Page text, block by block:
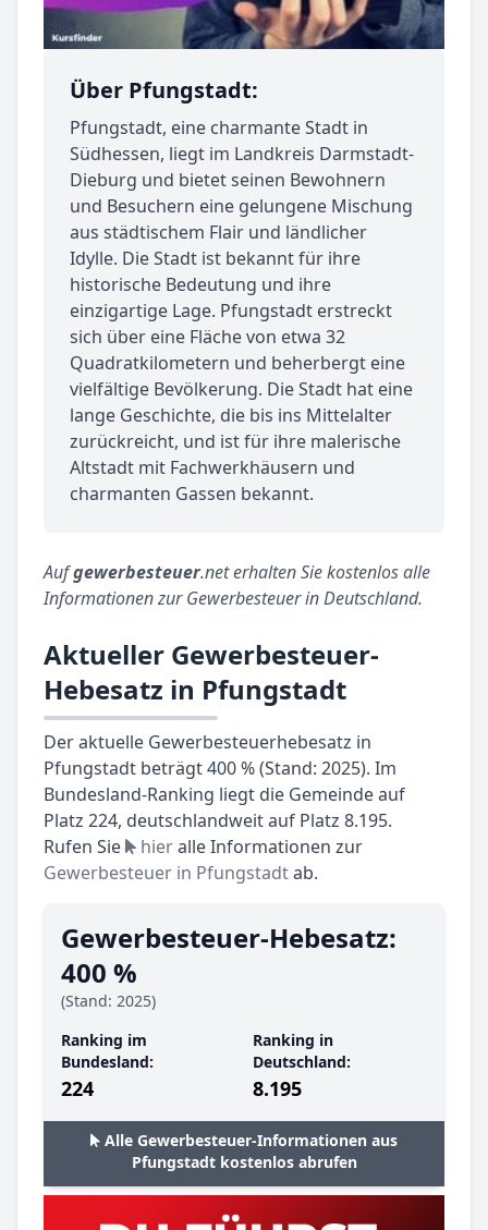
Über Pfungstadt:
Pfungstadt, eine charmante Stadt in
Südhessen, liegt im Landkreis Darmstadt-
Dieburg und bietet seinen Bewohnern
und Besuchern eine gelungene Mischung
aus städtischem Flair und ländlicher
Idylle. Die Stadt ist bekannt für ihre
historische Bedeutung und ihre
einzigartige Lage. Pfungstadt erstreckt
sich über eine Fläche von etwa 32
Quadratkilometern und beherbergt eine
vielfältige Bevölkerung. Die Stadt hat eine
lange Geschichte, die bis ins Mittelalter
zurückreicht, und ist für ihre malerische
Altstadt mit Fachwerkhäusern und
charmanten Gassen bekannt.
Aufgewerbesteuer.net erhalten Sie kostenlos alle
Informationen zur Gewerbesteuer in Deutschland.
Aktueller Gewerbesteuer-
Hebesatz in Pfungstadt
Der aktuelle Gewerbesteuerhebesatz in
Pfungstadt beträgt 400 % (Stand: 2025). Im
Bundesland-Ranking liegt die Gemeinde auf
Platz 224, deutschlandweit auf Platz 8.195.
Rufen Sie
hieralle Informationen zur
Gewerbesteuer in Pfungstadtab.
Gewerbesteuer-Hebesatz:
400 %
(Stand: 2025)
Ranking im
Bundesland:
224
Ranking in
Deutschland:
8.195
Alle Gewerbesteuer-Informationen aus
Pfungstadt kostenlos abrufen